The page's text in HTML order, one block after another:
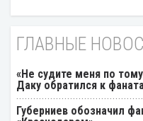
ГЛАВНЫЕ
«Не судите меня по
Даку обратился к
Губерниев обозначил